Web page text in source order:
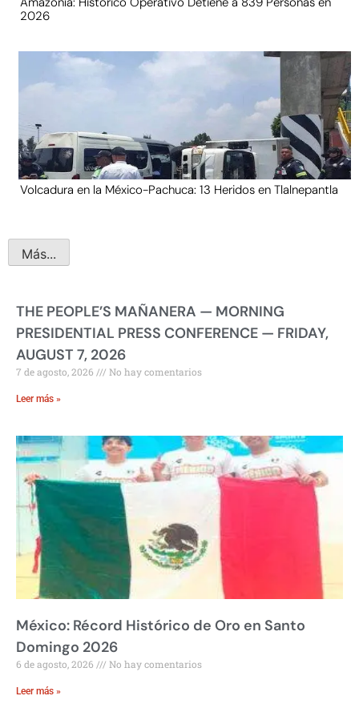
2026
Volcadura en la México-Pachuca: 13 Heridos en Tlalnepantla
Más...
THE PEOPLE’S MAÑANERA — MORNING
PRESIDENTIAL PRESS CONFERENCE — FRIDAY,
AUGUST 7, 2026
7 de agosto, 2026 No hay comentarios
Leer más »
México: Récord Histórico de Oro en Santo
Domingo 2026
6 de agosto, 2026 No hay comentarios
Leer más »